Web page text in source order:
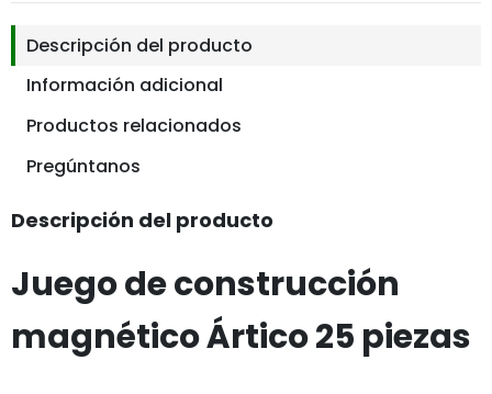
Descripción del producto
Información adicional
Productos relacionados
Pregúntanos
Descripción del producto
Juego de construcción
magnético Ártico 25 piezas